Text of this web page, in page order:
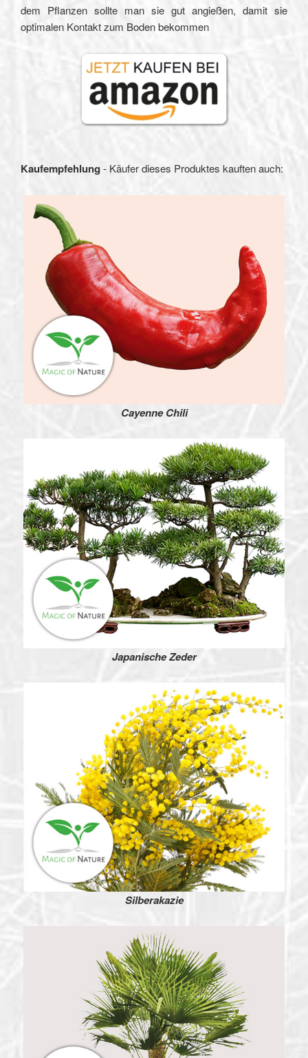
dem Pflanzen sollte man sie gut angießen, damit sie
optimalen Kontakt zum Boden bekommen
Kaufempfehlung - Käufer dieses Produktes kauften auch:
Cayenne Chili
Japanische Zeder
Silberakazie